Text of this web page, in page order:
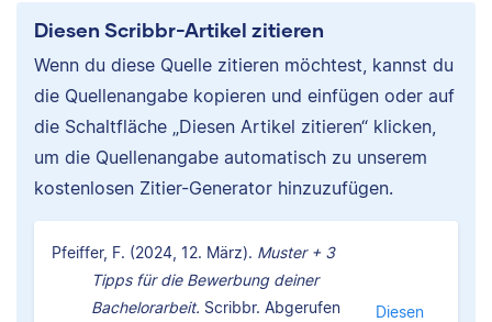
Diesen Scribbr-Artikel zitieren
Wenn du diese Quelle zitieren möchtest, kannst du
die Quellenangabe kopieren und einfügen oder auf
die Schaltfläche „Diesen Artikel zitieren“ klicken,
um die Quellenangabe automatisch zu unserem
kostenlosen Zitier-Generator hinzuzufügen.
Pfeiffer, F. (2024, 12. März). Muster + 3
Tipps für die Bewerbung deiner
Bachelorarbeit. Scribbr. Abgerufen
Diesen